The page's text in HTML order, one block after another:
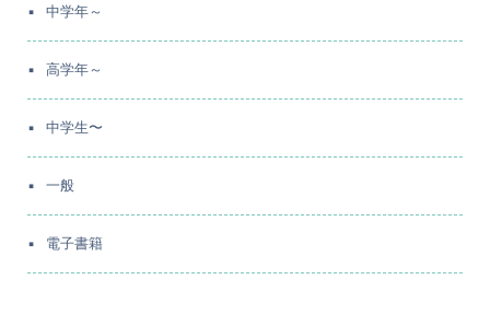
中学年～
高学年～
中学生〜
一般
電子書籍